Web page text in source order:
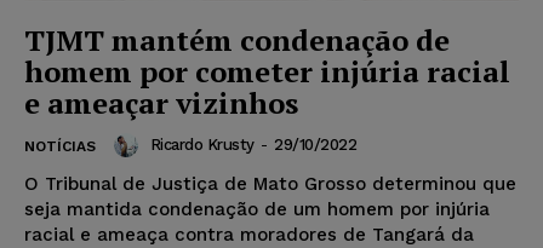
TJMT mantém condenação de
homem por cometer injúria racial
e ameaçar vizinhos
NOTÍCIAS Ricardo Krusty - 29/10/2022
O Tribunal de Justiça de Mato Grosso determinou que
seja mantida condenação de um homem por injúria
racial e ameaça contra moradores de Tangará da